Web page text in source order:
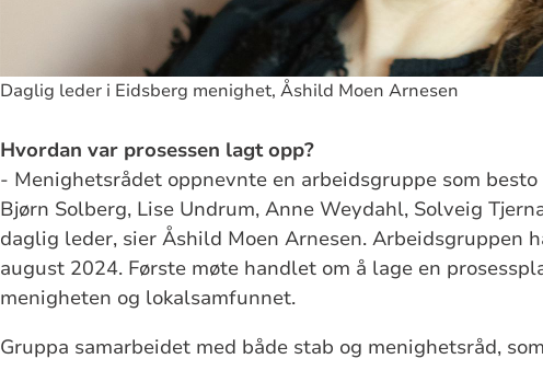
Daglig leder i Eidsberg menighet, Åshild Moen Arnesen
Hvordan var prosessen lagt opp?
- Menighetsrådet oppnevnte en arbeidsgruppe som besto
Bjørn Solberg, Lise Undrum, Anne Weydahl, Solveig
daglig leder, sier Åshild Moen Arnesen. Arbeidsgruppen
august 2024. Første møte handlet om å lage en
menigheten og lokalsamfunnet.
Gruppa samarbeidet med både stab og menighetsråd,